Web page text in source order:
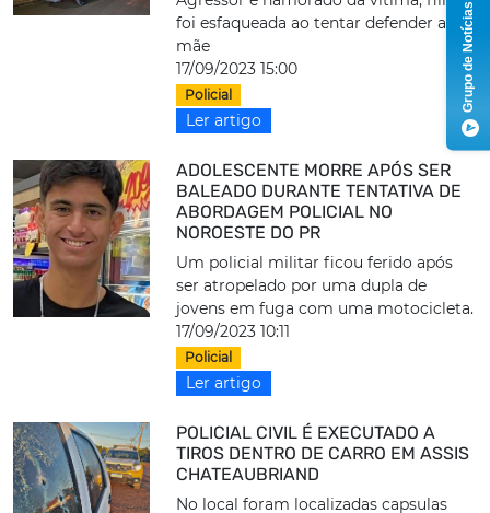
foi esfaqueada ao tentar defender a
mãe
17/09/2023 15:00
Policial
Ler artigo
ADOLESCENTE MORRE APÓS SER
BALEADO DURANTE TENTATIVA DE
ABORDAGEM POLICIAL NO
NOROESTE DO PR
Um policial militar ficou ferido após
ser atropelado por uma dupla de
jovens em fuga com uma motocicleta.
17/09/2023 10:11
Policial
Ler artigo
POLICIAL CIVIL É EXECUTADO A
TIROS DENTRO DE CARRO EM ASSIS
CHATEAUBRIAND
No local foram localizadas capsulas
Grupo de Notícias